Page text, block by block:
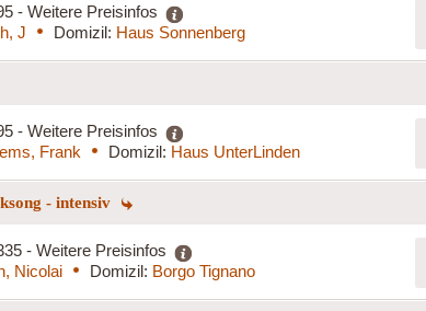
- Weitere Preisinfos
J Domizil: Haus Sonnenberg
- Weitere Preisinfos
Frank Domizil: Haus UnterLinden
- intensiv
- Weitere Preisinfos
Nicolai Domizil: Borgo Tignano